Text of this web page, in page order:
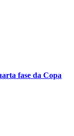
fase da Copa